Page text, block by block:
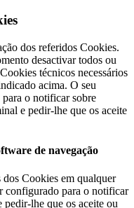
dos referidos Cookies.
desactivar todos ou
técnicos necessários
acima. O seu
o notificar sobre
e pedir-lhe que os aceite
de navegação
dos Cookies em qualquer
configurado para o notificar
pedir-lhe que os aceite ou